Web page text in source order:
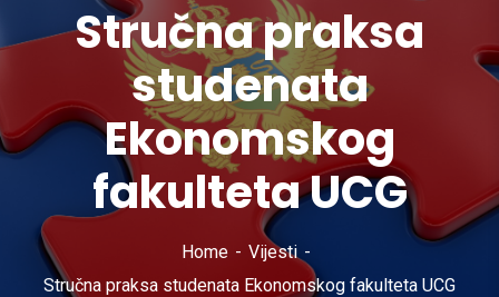
Stručna praksa
studenata
Ekonomskog
fakulteta UCG
Home
Vijesti
Stručna praksa studenata Ekonomskog fakulteta UCG